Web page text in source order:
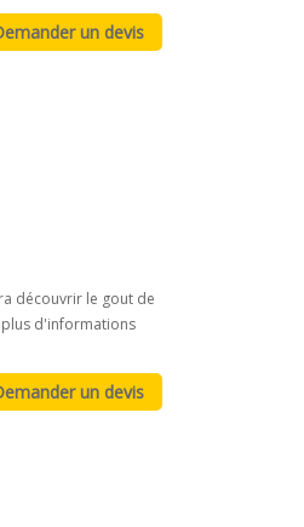
découvrir le gout de
plus d'informations